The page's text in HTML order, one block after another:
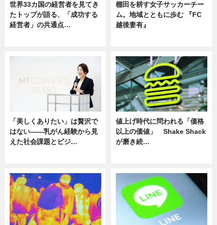
世界33カ国の経営者を見てき
たトップが語る、「成功する
経営者」の共通点…
棚田を耕す女子サッカーチー
ム。地域とともに歩む 『FC
越後妻有』
「美しくありたい」は贅沢で
はない――乳がん経験から見
えた社会課題とビジ…
値上げ時代に問われる「価格
以上の価値」 Shake Shack
が磨き続…